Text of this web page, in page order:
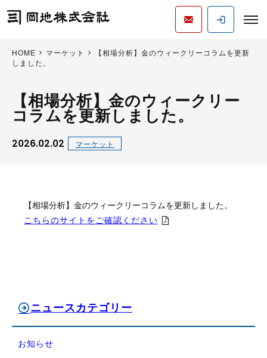
HOME マーケット
【相場分析】金のウィークリーコラムを更新
しました。
【相場分析】金のウィークリー
コラムを更新しました。
2026.02.02 マーケット
【相場分析】金のウィークリーコラムを更新しました。
こちらのサイトをご確認ください
ニュースカテゴリー
お知らせ